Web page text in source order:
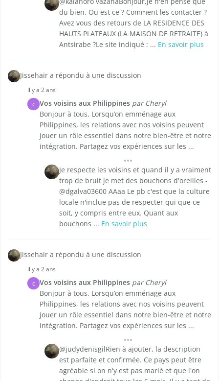
du bien. Ou est ce ? Comment les contacter ?
Avez vous des retours de LA RESIDENCE DES
HAUTS PLATEAUX (LA MAISON DE RETRAITE) à
Antsirabe ?Le site indiqué : ... En savoir plus
Jissehair a répondu à une discussion
il y a 2 ans
C Vos voisins aux Philippines par Cheryl
Bonjour à tous, Lorsqu’on emménage aux
Philippines, les relations avec nos voisins peuvent
jouer un rôle essentiel dans notre bien-être et notre
intégration. Partagez vos expériences sur les ...
Je respecte les voisins et quand il y a vraiment
trop de bruit je met des bouchons d'oreilles -
@dgalva03600 AAaa Le pb c'est que la culture
locale n'inclue pas de respecter qui que ce
soit, y compris entre eux. Quant aux
bouchons ... En savoir plus
Jissehair a répondu à une discussion
il y a 2 ans
C Vos voisins aux Philippines par Cheryl
Bonjour à tous, Lorsqu’on emménage aux
Philippines, les relations avec nos voisins peuvent
jouer un rôle essentiel dans notre bien-être et notre
intégration. Partagez vos expériences sur les ...
@judydenisgilRien à ajouter, la description
est parfaite et confirmée. Ce pays peut être
agréable si on n'y est pas marié et que l'on